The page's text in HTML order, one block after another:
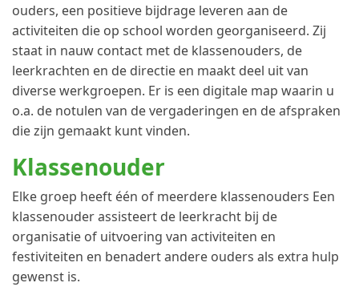
ouders, een positieve bijdrage leveren aan de
activiteiten die op school worden georganiseerd. Zij
staat in nauw contact met de klassenouders, de
leerkrachten en de directie en maakt deel uit van
diverse werkgroepen. Er is een digitale map waarin u
o.a. de notulen van de vergaderingen en de afspraken
die zijn gemaakt kunt vinden.
Klassenouder
Elke groep heeft één of meerdere klassenouders Een
klassenouder assisteert de leerkracht bij de
organisatie of uitvoering van activiteiten en
festiviteiten en benadert andere ouders als extra hulp
gewenst is.